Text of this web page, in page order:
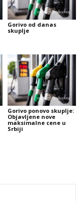
Gorivo od danas
skuplje
Gorivo ponovo skuplje:
Objavljene nove
maksimalne cene u
Srbiji